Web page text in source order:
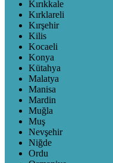
Kırıkkale
Kırklareli
Kırşehir
Kilis
Kocaeli
Konya
Kütahya
Malatya
Manisa
Mardin
Muğla
Muş
Nevşehir
Niğde
Ordu